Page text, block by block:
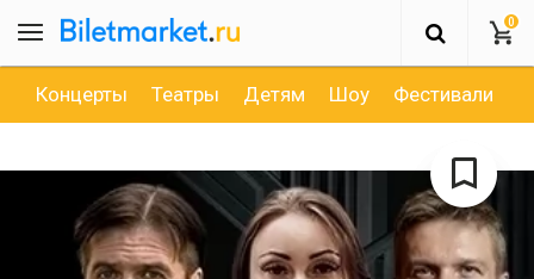
0
Концерты Театры Детям Шоу Фестивали